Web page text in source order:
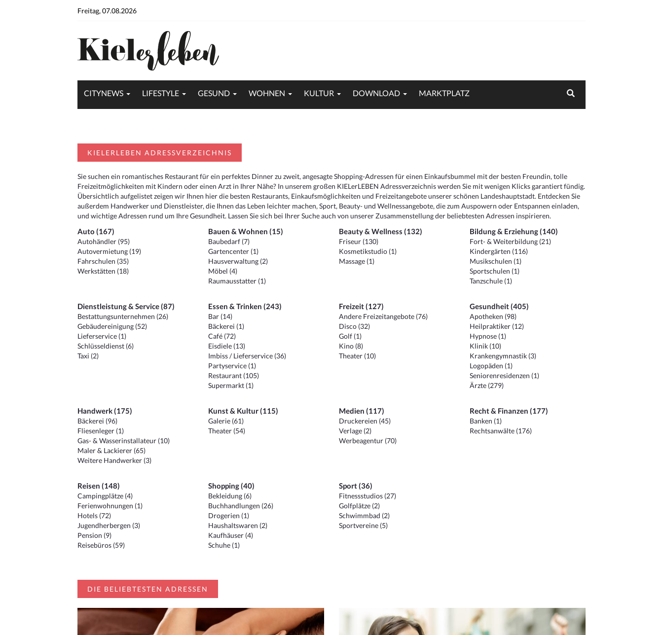
Freitag, 07.08.2026
CITYNEWS LIFESTYLE GESUND WOHNEN KULTUR DOWNLOAD MARKTPLATZ
KIELERLEBEN ADRESSVERZEICHNIS
Sie suchen ein romantisches Restaurant für ein perfektes Dinner zu zweit, angesagte Shopping-Adressen für einen Einkaufsbummel mit der besten Freundin, tolle
Freizeitmöglichkeiten mit Kindern oder einen Arzt in Ihrer Nähe? In unserem großen KIELerLEBEN Adressverzeichnis werden Sie mit wenigen Klicks garantiert fündig.
Übersichtlich aufgelistet zeigen wir Ihnen hier die besten Restaurants, Einkaufsmöglichkeiten und Freizeitangebote unserer schönen Landeshauptstadt. Entdecken Sie
außerdem Handwerker und Dienstleister, die Ihnen das Leben leichter machen, Sport, Beauty- und Wellnessangebote, die zum Auspowern oder Entspannen einladen,
und wichtige Adressen rund um Ihre Gesundheit. Lassen Sie sich bei Ihrer Suche auch von unserer Zusammenstellung der beliebtesten Adressen inspirieren.
Auto (167)
Autohändler (95)
Autovermietung (19)
Fahrschulen (35)
Werkstätten (18)
Bauen & Wohnen (15)
Baubedarf (7)
Gartencenter (1)
Hausverwaltung (2)
Möbel (4)
Raumausstatter (1)
Beauty & Wellness (132)
Friseur (130)
Kosmetikstudio (1)
Massage (1)
Bildung & Erziehung (140)
Fort- & Weiterbildung (21)
Kindergärten (116)
Musikschulen (1)
Sportschulen (1)
Tanzschule (1)
Dienstleistung & Service (87)
Bestattungsunternehmen (26)
Gebäudereinigung (52)
Lieferservice (1)
Schlüsseldienst (6)
Taxi (2)
Essen & Trinken (243)
Bar (14)
Bäckerei (1)
Café (72)
Eisdiele (13)
Imbiss / Lieferservice (36)
Partyservice (1)
Restaurant (105)
Supermarkt (1)
Freizeit (127)
Andere Freizeitangebote (76)
Disco (32)
Golf (1)
Kino (8)
Theater (10)
Gesundheit (405)
Apotheken (98)
Heilpraktiker (12)
Hypnose (1)
Klinik (10)
Krankengymnastik (3)
Logopäden (1)
Seniorenresidenzen (1)
Ärzte (279)
Handwerk (175)
Bäckerei (96)
Fliesenleger (1)
Gas- & Wasserinstallateur (10)
Maler & Lackierer (65)
Weitere Handwerker (3)
Kunst & Kultur (115)
Galerie (61)
Theater (54)
Medien (117)
Druckereien (45)
Verlage (2)
Werbeagentur (70)
Recht & Finanzen (177)
Banken (1)
Rechtsanwälte (176)
Reisen (148)
Campingplätze (4)
Ferienwohnungen (1)
Hotels (72)
Jugendherbergen (3)
Pension (9)
Reisebüros (59)
Shopping (40)
Bekleidung (6)
Buchhandlungen (26)
Drogerien (1)
Haushaltswaren (2)
Kaufhäuser (4)
Schuhe (1)
Sport (36)
Fitnessstudios (27)
Golfplätze (2)
Schwimmbad (2)
Sportvereine (5)
DIE BELIEBTESTEN ADRESSEN